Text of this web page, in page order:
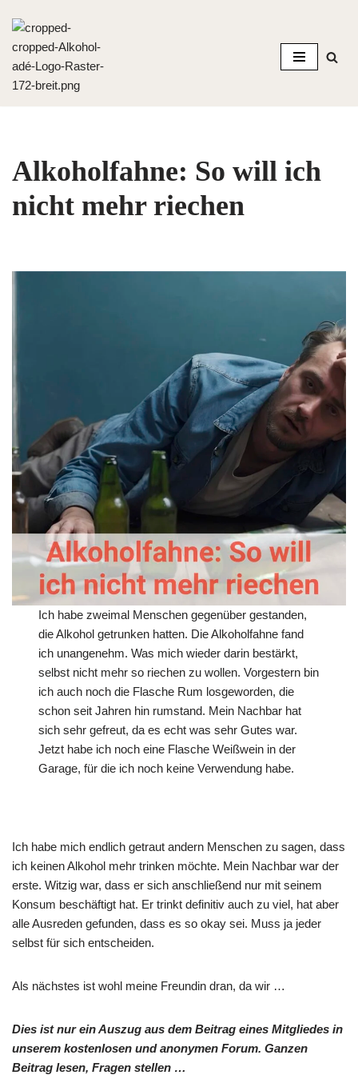
Zum
Inhalt
springen
Alkoholfahne: So will ich
nicht mehr riechen
Ich habe zweimal Menschen gegenüber gestanden,
die Alkohol getrunken hatten. Die Alkoholfahne fand
ich unangenehm. Was mich wieder darin bestärkt,
selbst nicht mehr so riechen zu wollen. Vorgestern bin
ich auch noch die Flasche Rum losgeworden, die
schon seit Jahren hin rumstand. Mein Nachbar hat
sich sehr gefreut, da es echt was sehr Gutes war.
Jetzt habe ich noch eine Flasche Weißwein in der
Garage, für die ich noch keine Verwendung habe.
Ich habe mich endlich getraut andern Menschen zu sagen, dass
ich keinen Alkohol mehr trinken möchte. Mein Nachbar war der
erste. Witzig war, dass er sich anschließend nur mit seinem
Konsum beschäftigt hat. Er trinkt definitiv auch zu viel, hat aber
alle Ausreden gefunden, dass es so okay sei. Muss ja jeder
selbst für sich entscheiden.
Als nächstes ist wohl meine Freundin dran, da wir …
Dies ist nur ein Auszug aus dem Beitrag eines Mitgliedes in
unserem kostenlosen und anonymen Forum. Ganzen
Beitrag lesen, Fragen stellen …